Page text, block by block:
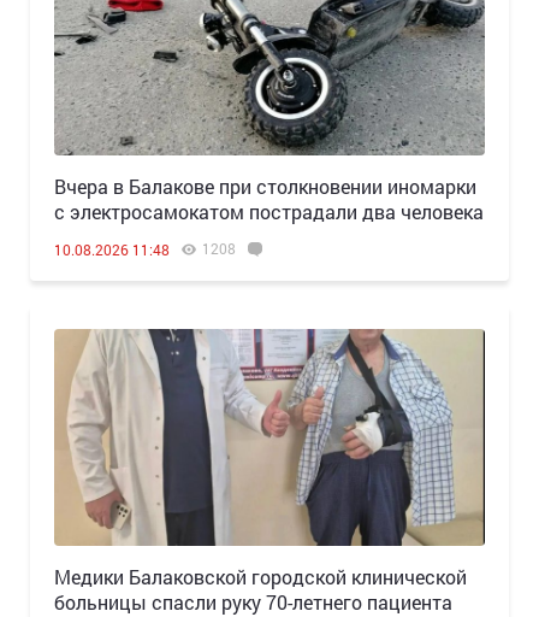
Вчера в Балакове при столкновении иномарки
с электросамокатом пострадали два человека
10.08.2026 11:48 1208
Медики Балаковской городской клинической
больницы спасли руку 70-летнего пациента